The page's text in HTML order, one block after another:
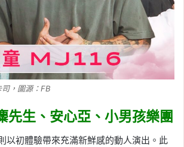
，圖源：FB
先生、安心亞、小男孩樂團
以初體驗帶來充滿新鮮感的動人演出。此